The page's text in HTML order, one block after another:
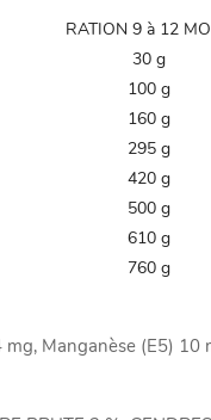
RATION 9 à 12
30 g
100 g
160 g
295 g
420 g
500 g
610 g
760 g
Manganèse (E5) 10